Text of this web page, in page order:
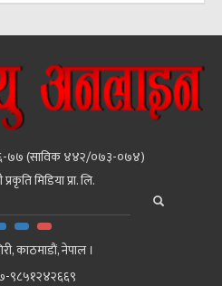
७७ (साविक ४४२/०७३-०७४)
मिडिया प्रा. लि.
काठमाडाैं, नेपाल ।
९८५१२४२६६९